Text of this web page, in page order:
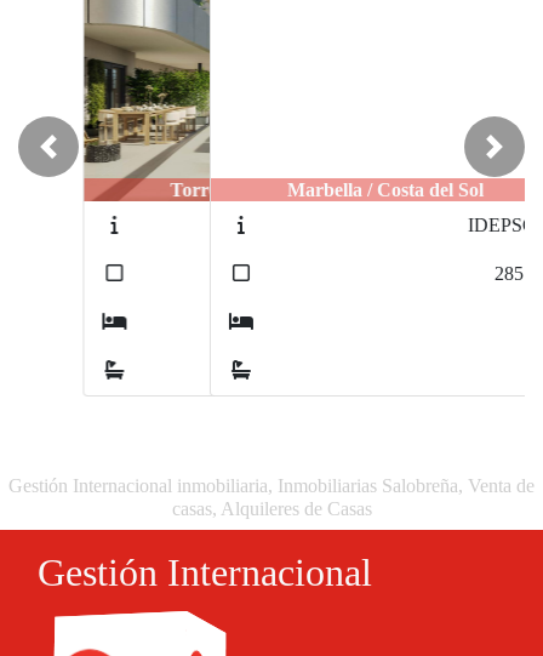
Marbella / Costa del Sol
Previous Next
Gestión Internacional inmobiliaria, Inmobiliarias Salobreña, Venta de
casas, Alquileres de Casas
Gestión Internacional